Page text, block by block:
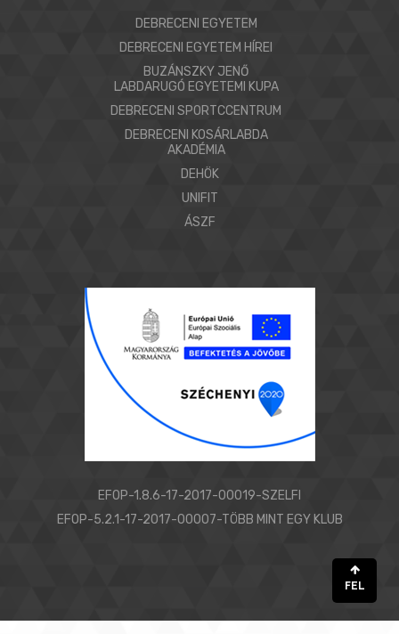
DEBRECENI EGYETEM
DEBRECENI EGYETEM HÍREI
BUZÁNSZKY JENŐ
LABDARUGÓ EGYETEMI KUPA
DEBRECENI SPORTCCENTRUM
DEBRECENI KOSÁRLABDA
AKADÉMIA
DEHÖK
UNIFIT
ÁSZF
EFOP-1.8.6-17-2017-00019-SZELFI
EFOP-5.2.1-17-2017-00007-TÖBB MINT EGY KLUB
FEL